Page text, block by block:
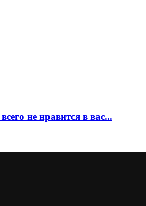
не нравится в вас...